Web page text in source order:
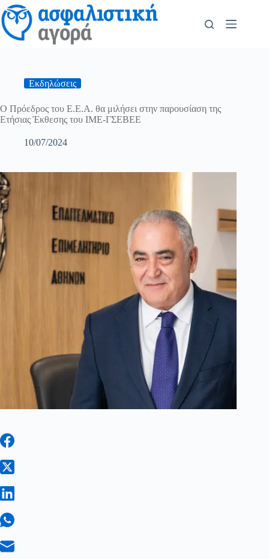
Εκδηλώσεις
Ο Πρόεδρος του Ε.Ε.Α. θα μιλήσει στην παρουσίαση της
Ετήσιας Έκθεσης του ΙΜΕ-ΓΣΕΒΕΕ
10/07/2024